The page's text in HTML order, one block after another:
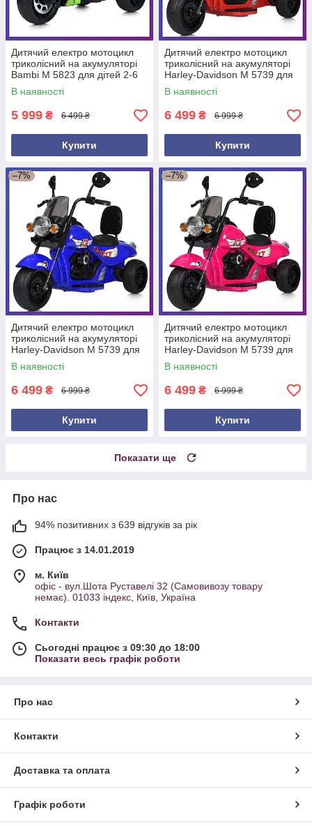
Дитячий електро мотоцикл
триколісний на акумуляторі
Bambi M 5823 для дітей 2-6
років Зелений
В наявності
5 999 ₴ 6 499 ₴
Купити
Дитячий електро мотоцикл
триколісний на акумуляторі
Harley-Davidson M 5739 для
дітей 3-8 років Червоний
В наявності
6 499 ₴ 6 999 ₴
Купити
–7%
Дитячий електро мотоцикл
триколісний на акумуляторі
Harley-Davidson M 5739 для
дітей 3-8 років Синій
В наявності
6 499 ₴ 6 999 ₴
Купити
–7%
Дитячий електро мотоцикл
триколісний на акумуляторі
Harley-Davidson M 5739 для
дітей 3-8 років Рожевий
В наявності
6 499 ₴ 6 999 ₴
Купити
Показати ще
Про нас
94% позитивних з 639 відгуків за рік
Працює з 14.01.2019
м. Київ
офіс - вул.Шота Руставелі 32 (Самовивозу товару
немає). 01033 індекс, Київ, Україна
Контакти
Сьогодні працює з 09:30 до 18:00
Показати весь графік роботи
Про нас
Контакти
Доставка та оплата
Графік роботи